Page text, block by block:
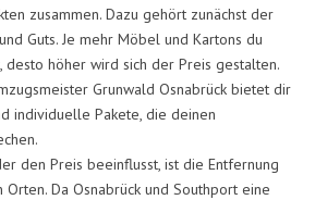
zusammen. Dazu gehört zunächst der
Guts. Je mehr Möbel und Kartons du
desto höher wird sich der Preis gestalten.
Grunwald Osnabrück bietet dir
individuelle Pakete, die deinen
den Preis beeinflusst, ist die Entfernung
Da Osnabrück und Southport eine